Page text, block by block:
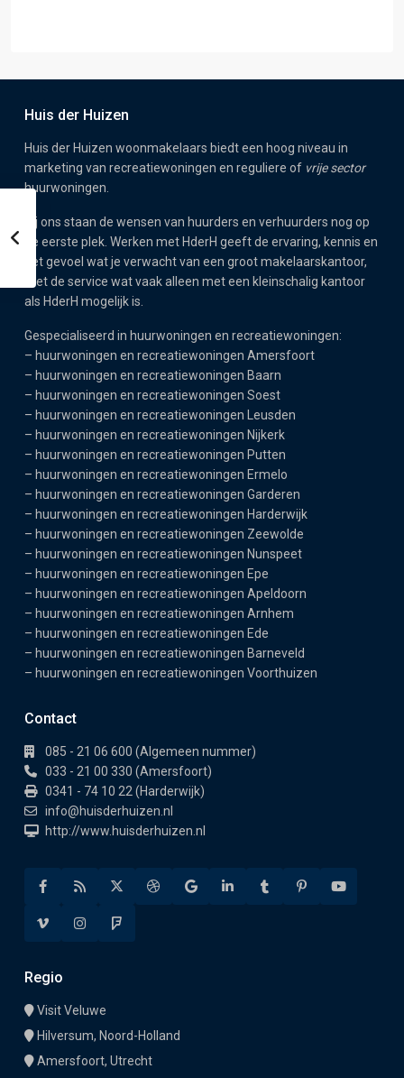
Huis der Huizen
Huis der Huizen woonmakelaars biedt een hoog niveau in
marketing van recreatiewoningen en reguliere of vrije sector
huurwoningen.
Bij ons staan de wensen van huurders en verhuurders nog op
de eerste plek. Werken met HderH geeft de ervaring, kennis en
het gevoel wat je verwacht van een groot makelaarskantoor,
met de service wat vaak alleen met een kleinschalig kantoor
als HderH mogelijk is.
Gespecialiseerd in huurwoningen en recreatiewoningen:
– huurwoningen en recreatiewoningen Amersfoort
– huurwoningen en recreatiewoningen Baarn
– huurwoningen en recreatiewoningen Soest
– huurwoningen en recreatiewoningen Leusden
– huurwoningen en recreatiewoningen Nijkerk
– huurwoningen en recreatiewoningen Putten
– huurwoningen en recreatiewoningen Ermelo
– huurwoningen en recreatiewoningen Garderen
– huurwoningen en recreatiewoningen Harderwijk
– huurwoningen en recreatiewoningen Zeewolde
– huurwoningen en recreatiewoningen Nunspeet
– huurwoningen en recreatiewoningen Epe
– huurwoningen en recreatiewoningen Apeldoorn
– huurwoningen en recreatiewoningen Arnhem
– huurwoningen en recreatiewoningen Ede
– huurwoningen en recreatiewoningen Barneveld
– huurwoningen en recreatiewoningen Voorthuizen
Contact
085 - 21 06 600 (Algemeen nummer)
033 - 21 00 330 (Amersfoort)
0341 - 74 10 22 (Harderwijk)
info@huisderhuizen.nl
http://www.huisderhuizen.nl
Regio
Visit Veluwe
Hilversum, Noord-Holland
Amersfoort, Utrecht